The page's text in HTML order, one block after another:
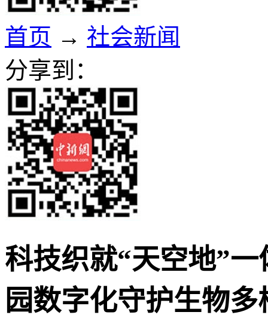
首页 → 社会新闻
分享到：
科技织就“天空地”
园数字化守护生物多